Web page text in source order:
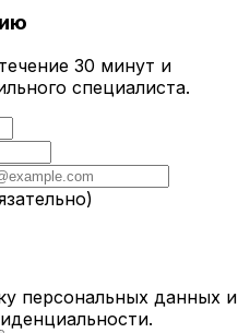
30 минут и
специалиста.
персональных данных и
.